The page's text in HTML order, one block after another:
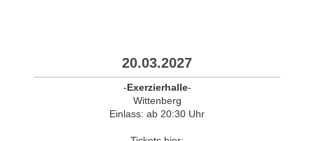
20.03.2027
-Exerzierhalle-
Wittenberg
Einlass: ab 20:30 Uhr